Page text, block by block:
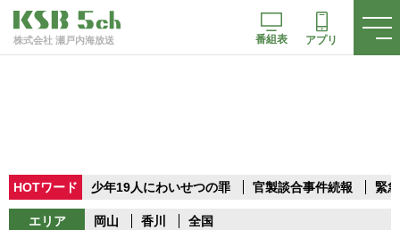
株式会社 瀬戸内海放送 番組表 アプリ
HOTワード 少年19人にわいせつの罪 官製談合事件続報 緊
エリア 岡山 香川 全国